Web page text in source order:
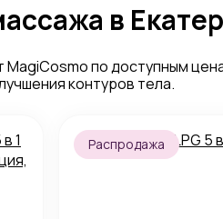
в
по доступным
контуров тела.
Распродажа